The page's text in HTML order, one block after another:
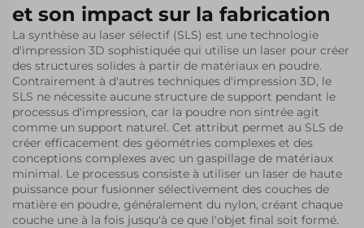
et son impact sur la fabrication
La synthèse au laser sélectif (SLS) est une technologie
d'impression 3D sophistiquée qui utilise un laser pour créer
des structures solides à partir de matériaux en poudre.
Contrairement à d'autres techniques d'impression 3D, le
SLS ne nécessite aucune structure de support pendant le
processus d'impression, car la poudre non sintrée agit
comme un support naturel. Cet attribut permet au SLS de
créer efficacement des géométries complexes et des
conceptions complexes avec un gaspillage de matériaux
minimal. Le processus consiste à utiliser un laser de haute
puissance pour fusionner sélectivement des couches de
matière en poudre, généralement du nylon, créant chaque
couche une à la fois jusqu'à ce que l'objet final soit formé.